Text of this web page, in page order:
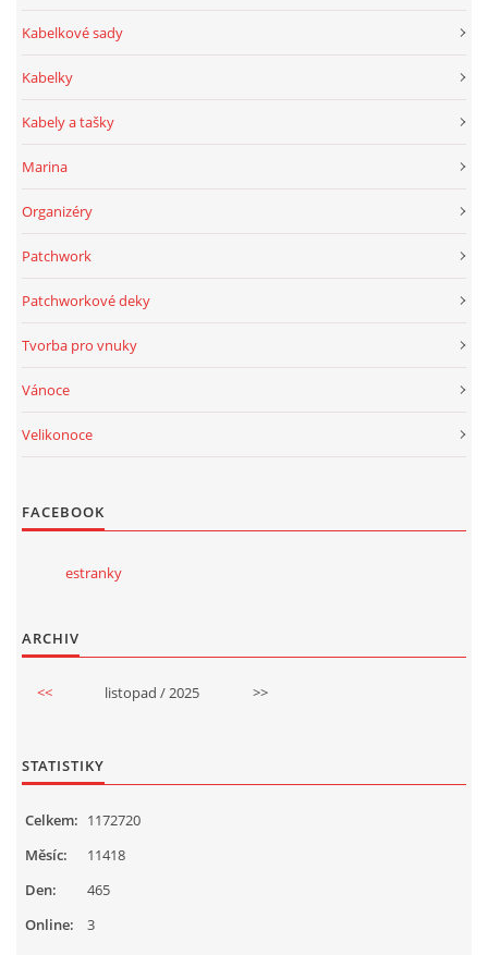
Kabelkové sady
Kabelky
Kabely a tašky
Marina
Organizéry
Patchwork
Patchworkové deky
Tvorba pro vnuky
Vánoce
Velikonoce
FACEBOOK
estranky
ARCHIV
<< listopad / 2025 >>
STATISTIKY
Online: 3
Celkem: 1172720
Měsíc:
11418
Den:
465